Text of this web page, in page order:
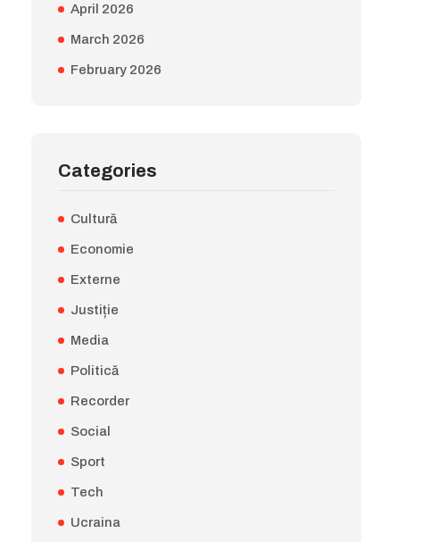
April 2026
March 2026
February 2026
Categories
Cultură
Economie
Externe
Justiție
Media
Politică
Recorder
Social
Sport
Tech
Ucraina